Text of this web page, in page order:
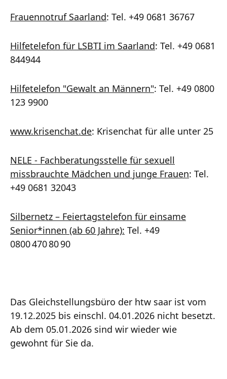
Frauennotruf Saarland: Tel. +49 0681 36767
Hilfetelefon für LSBTI im Saarland: Tel. +49 0681
844944
Hilfetelefon "Gewalt an Männern": Tel. +49 0800
123 9900
www.krisenchat.de: Krisenchat für alle unter 25
NELE - Fachberatungsstelle für sexuell
missbrauchte Mädchen und junge Frauen: Tel.
+49 0681 32043
Silbernetz – Feiertagstelefon für einsame
Senior*innen (ab 60 Jahre): Tel. +49
0800 470 80 90
Das Gleichstellungsbüro der htw saar ist vom
19.12.2025 bis einschl. 04.01.2026 nicht besetzt.
Ab dem 05.01.2026 sind wir wieder wie
gewohnt für Sie da.